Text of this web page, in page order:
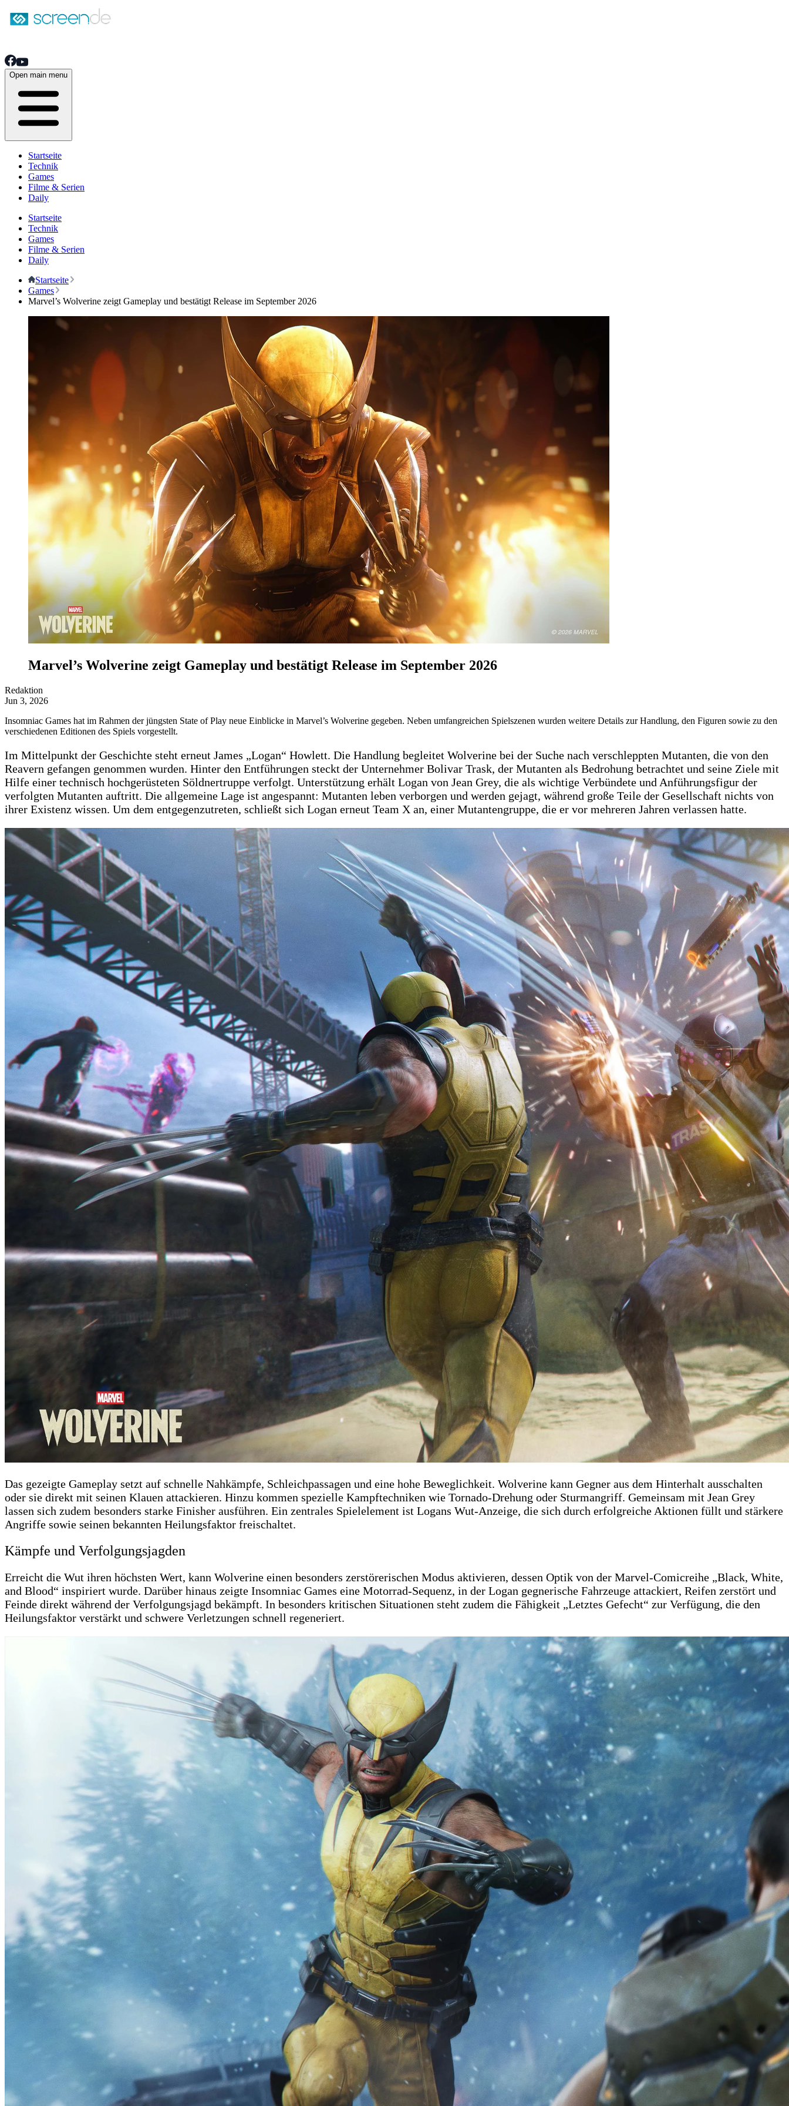
Open main menu
Startseite
Technik
Games
Filme & Serien
Daily
Startseite
Technik
Games
Filme & Serien
Daily
Startseite
Games
Marvel’s Wolverine zeigt Gameplay und bestätigt Release im September 2026
Marvel’s Wolverine zeigt Gameplay und bestätigt Release im September 2026
Redaktion
Jun 3, 2026
Insomniac Games hat im Rahmen der jüngsten State of Play neue Einblicke in Marvel’s Wolverine gegeben. Neben umfangreichen Spielszenen wurden weitere Details zur Handlung, den Figuren sowie zu den
verschiedenen Editionen des Spiels vorgestellt.
Im Mittelpunkt der Geschichte steht erneut James „Logan“ Howlett. Die Handlung begleitet Wolverine bei der Suche nach verschleppten Mutanten, die von den
Reavern gefangen genommen wurden. Hinter den Entführungen steckt der Unternehmer Bolivar Trask, der Mutanten als Bedrohung betrachtet und seine Ziele mit
Hilfe einer technisch hochgerüsteten Söldnertruppe verfolgt. Unterstützung erhält Logan von Jean Grey, die als wichtige Verbündete und Anführungsfigur der
verfolgten Mutanten auftritt. Die allgemeine Lage ist angespannt: Mutanten leben verborgen und werden gejagt, während große Teile der Gesellschaft nichts von
ihrer Existenz wissen. Um dem entgegenzutreten, schließt sich Logan erneut Team X an, einer Mutantengruppe, die er vor mehreren Jahren verlassen hatte.
Das gezeigte Gameplay setzt auf schnelle Nahkämpfe, Schleichpassagen und eine hohe Beweglichkeit. Wolverine kann Gegner aus dem Hinterhalt ausschalten
oder sie direkt mit seinen Klauen attackieren. Hinzu kommen spezielle Kampftechniken wie Tornado-Drehung oder Sturmangriff. Gemeinsam mit Jean Grey
lassen sich zudem besonders starke Finisher ausführen. Ein zentrales Spielelement ist Logans Wut-Anzeige, die sich durch erfolgreiche Aktionen füllt und stärkere
Angriffe sowie seinen bekannten Heilungsfaktor freischaltet.
Kämpfe und Verfolgungsjagden
Erreicht die Wut ihren höchsten Wert, kann Wolverine einen besonders zerstörerischen Modus aktivieren, dessen Optik von der Marvel-Comicreihe „Black, White,
and Blood“ inspiriert wurde. Darüber hinaus zeigte Insomniac Games eine Motorrad-Sequenz, in der Logan gegnerische Fahrzeuge attackiert, Reifen zerstört und
Feinde direkt während der Verfolgungsjagd bekämpft. In besonders kritischen Situationen steht zudem die Fähigkeit „Letztes Gefecht“ zur Verfügung, die den
Heilungsfaktor verstärkt und schwere Verletzungen schnell regeneriert.